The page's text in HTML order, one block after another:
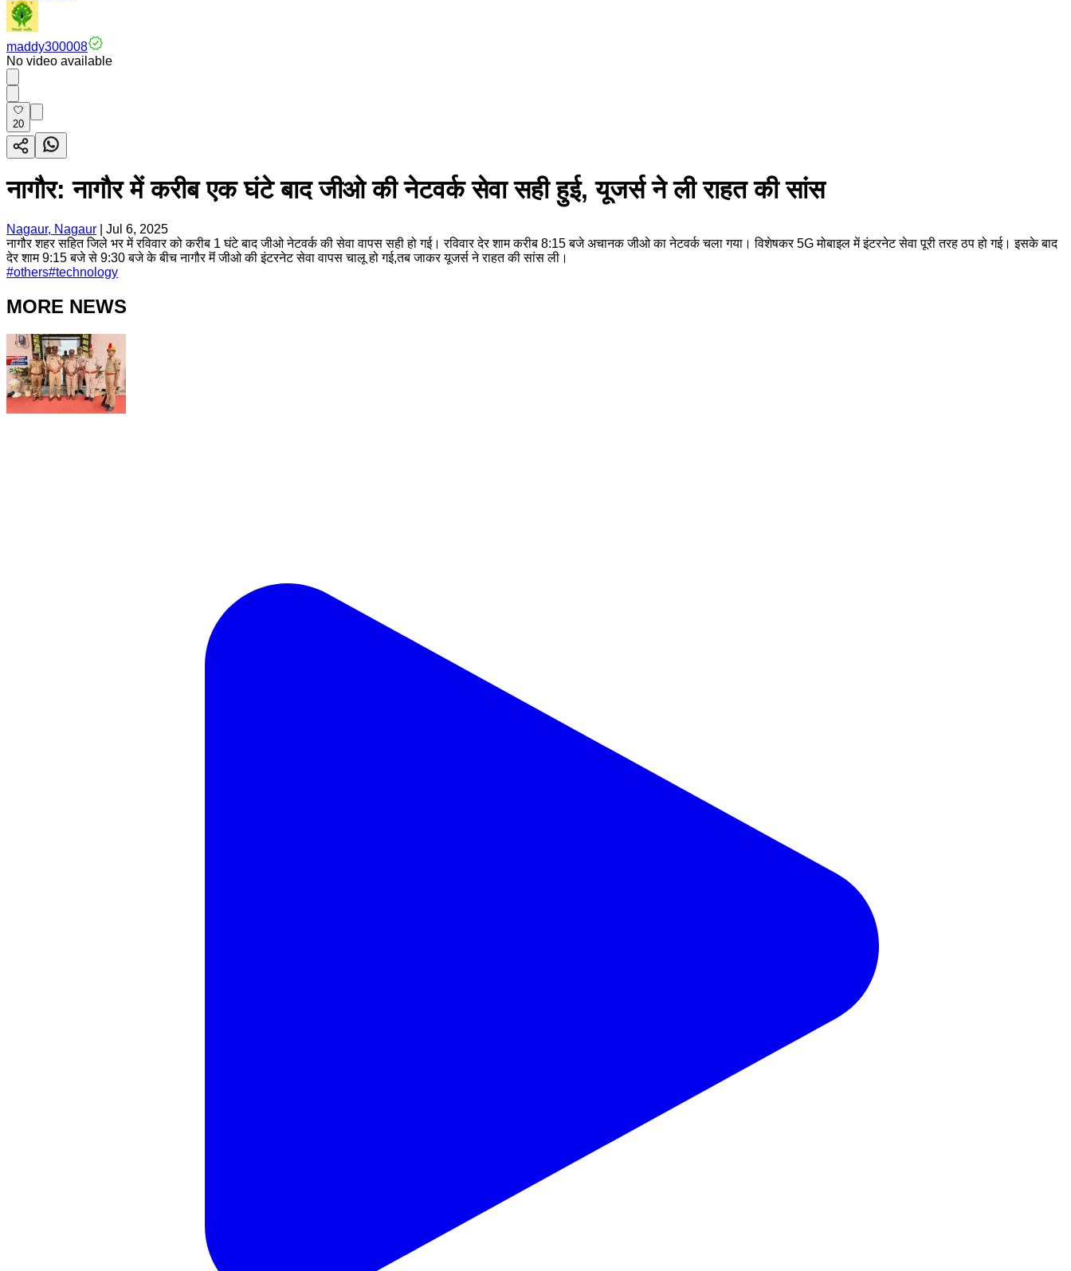
maddy300008
No video available
20
नागौर: नागौर में करीब एक घंटे बाद जीओ की नेटवर्क सेवा सही हुई, यूजर्स ने ली राहत की सांस
Nagaur, Nagaur
Jul 6, 2025
नागौर शहर सहित जिले भर में रविवार को करीब 1 घंटे बाद जीओ नेटवर्क की सेवा वापस सही हो गई। रविवार देर शाम करीब 8:15 बजे अचानक जीओ का नेटवर्क चला गया। विशेषकर 5G मोबाइल में इंटरनेट सेवा पूरी तरह ठप हो गई। इसके बाद
देर शाम 9:15 बजे से 9:30 बजे के बीच नागौर मॆं जीओ की इंटरनेट सेवा वापस चालू हो गई,तब जाकर यूजर्स ने राहत की सांस ली।
#others#technology
MORE NEWS